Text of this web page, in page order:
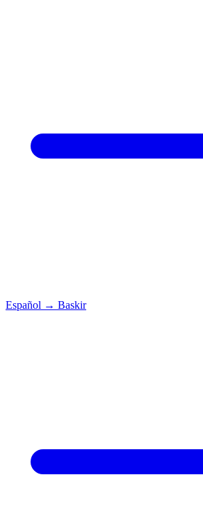
Español → Baskir